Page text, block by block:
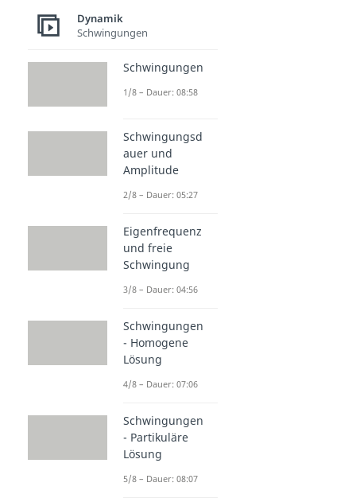
Dynamik
Schwingungen
Schwingungen
1/8 – Dauer: 08:58
Schwingungsd
auer und
Amplitude
2/8 – Dauer: 05:27
Eigenfrequenz
und freie
Schwingung
3/8 – Dauer: 04:56
Schwingungen
- Homogene
Lösung
4/8 – Dauer: 07:06
Schwingungen
- Partikuläre
Lösung
5/8 – Dauer: 08:07